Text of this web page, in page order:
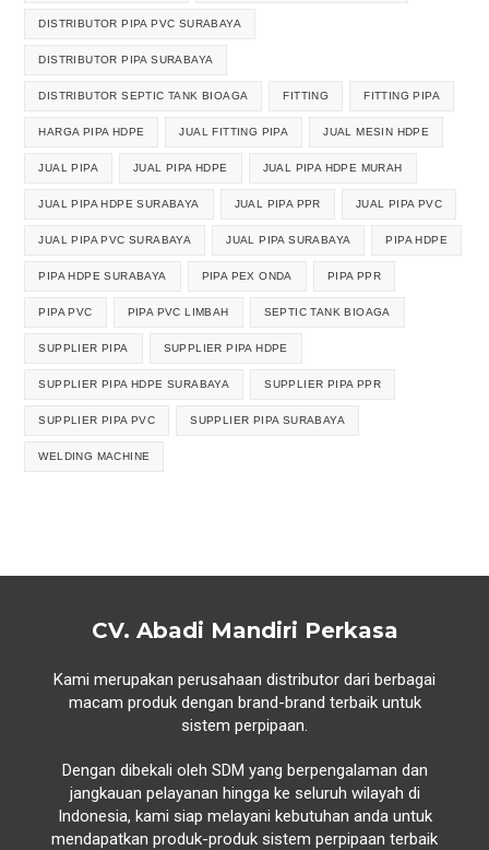
DISTRIBUTOR PIPA PVC SURABAYA
DISTRIBUTOR PIPA SURABAYA
DISTRIBUTOR SEPTIC TANK BIOAGA FITTING FITTING PIPA
HARGA PIPA HDPE JUAL FITTING PIPA JUAL MESIN HDPE
JUAL PIPA JUAL PIPA HDPE JUAL PIPA HDPE MURAH
JUAL PIPA HDPE SURABAYA JUAL PIPA PPR JUAL PIPA PVC
JUAL PIPA PVC SURABAYA JUAL PIPA SURABAYA PIPA HDPE
PIPA HDPE SURABAYA PIPA PEX ONDA PIPA PPR
PIPA PVC PIPA PVC LIMBAH SEPTIC TANK BIOAGA
SUPPLIER PIPA SUPPLIER PIPA HDPE
SUPPLIER PIPA HDPE SURABAYA SUPPLIER PIPA PPR
SUPPLIER PIPA PVC SUPPLIER PIPA SURABAYA
WELDING MACHINE
CV. Abadi Mandiri Perkasa
Kami merupakan perusahaan distributor dari berbagai
macam produk dengan brand-brand terbaik untuk
sistem perpipaan.
Dengan dibekali oleh SDM yang berpengalaman dan
jangkauan pelayanan hingga ke seluruh wilayah di
Indonesia, kami siap melayani kebutuhan anda untuk
mendapatkan produk-produk sistem perpipaan terbaik